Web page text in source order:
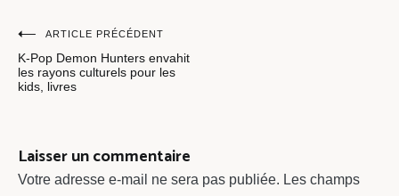
Navigation
de
ARTICLE PRÉCÉDENT
K-Pop Demon Hunters envahit
les rayons culturels pour les
kids, livres
Laisser un commentaire
Votre adresse e-mail ne sera pas publiée. Les champs